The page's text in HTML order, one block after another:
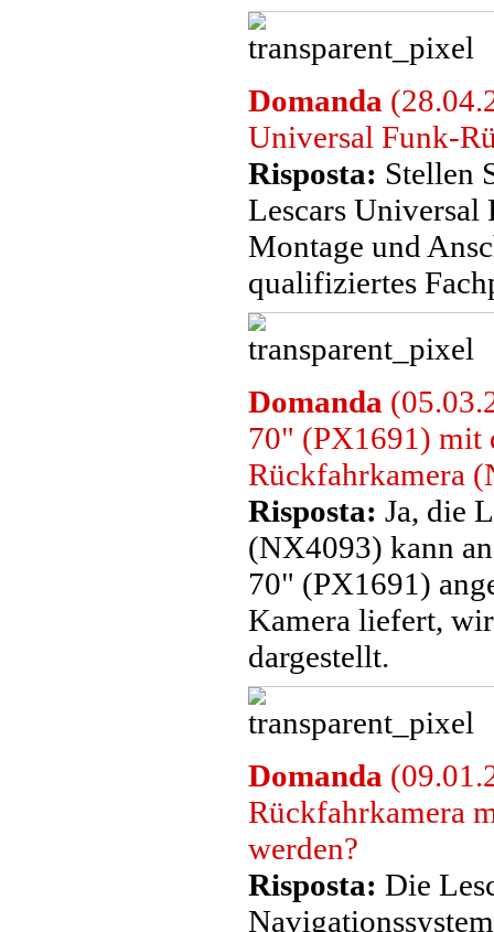
Domanda
Universal Funk-
Risposta: Stellen
Lescars Universal
Montage und
qualifiziertes
Domanda
70" (PX1691) mit
Rückfahrkamera
Risposta: Ja, die
(NX4093) kann
70" (PX1691)
Kamera liefert,
dargestellt.
Domanda
Rückfahrkamera
werden?
Risposta: Die